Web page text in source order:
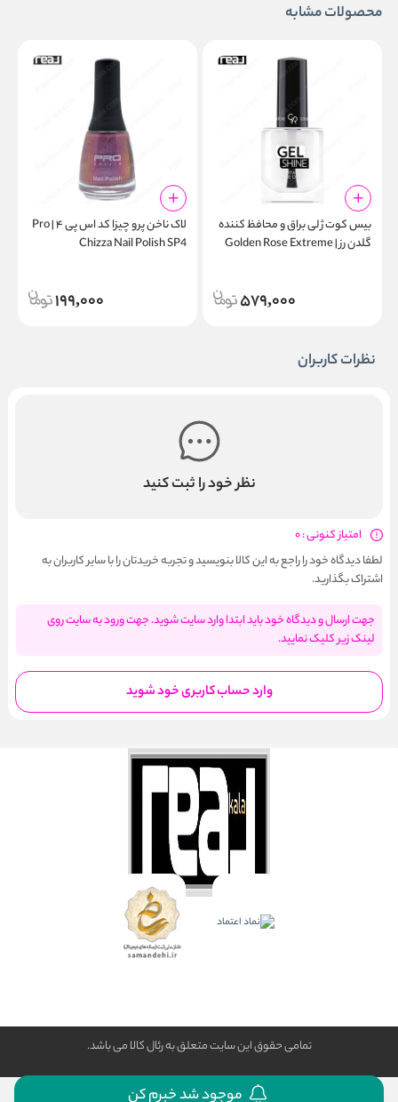
محصولات مشابه
بیس‌ کوت ژلی براق و محافظ کننده
گلدن رز | Golden Rose Extreme
579,000
لاک ناخن پرو چیزا کد اس پی ۴ | Pro
Chizza Nail Polish SP4
199,000
نظرات کاربران
نظر خود را ثبت کنید
امتیاز کنونی : 0
لطفا دیدگاه خود را راجع به این کالا بنویسید و تجربه خریدتان را با سایر کاربران به
اشتراک بگذارید.
جهت ارسال و دیدگاه خود باید ابتدا وارد سایت شوید. جهت ورود به سایت روی
لینک زیر کلیک نمایید.
وارد حساب کاربری خود شوید
تمامی حقوق این سایت متعلق به رئال كالا می باشد.